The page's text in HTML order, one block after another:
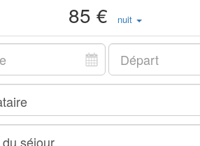
85 € nuit